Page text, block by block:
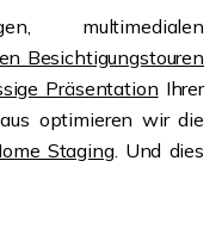
multimedialen
Besichtigungstouren
Präsentation Ihrer
optimieren wir die
Staging. Und dies